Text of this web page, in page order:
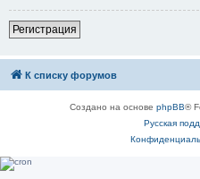
Регистрация
К списку форумов
Создано на основе phpBB®
Русская